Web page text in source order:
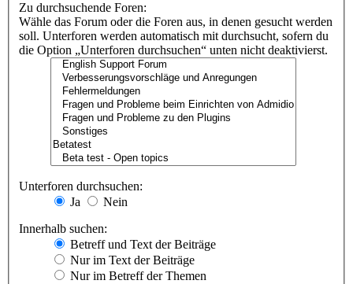
Zu durchsuchende Foren:
Wähle das Forum oder die Foren aus, in denen gesucht werden
soll. Unterforen werden automatisch mit durchsucht, sofern du
die Option „Unterforen durchsuchen“ unten nicht deaktivierst.
Unterforen durchsuchen:
Ja
Nein
Innerhalb suchen:
Betreff und Text der Beiträge
Nur im Text der Beiträge
Nur im Betreff der Themen